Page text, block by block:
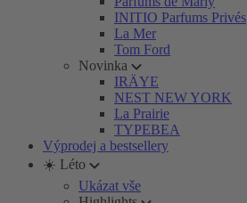
INITIO Parfums Privés
La Mer
Tom Ford
Novinka
IRÄYE
NEST NEW YORK
La Prairie
TYPEBEA
Výprodej a bestsellery
☀️ Léto
Ukázat vše